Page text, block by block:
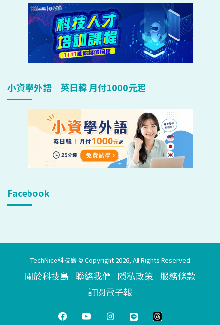
小資學外語｜英日韓 月付1000元起
Facebook
TechNice科技島 © Copyright 2026, All Rights Reserved
關於科技島 聯絡我們 隱私政策 服務條款
訂閱電子報